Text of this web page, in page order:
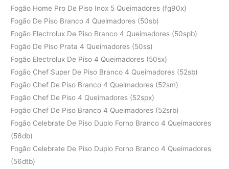
Fogão Home Pro De Piso Inox 5 Queimadores (fg90x)
Fogão De Piso Branco 4 Queimadores (50sb)
Fogão Electrolux De Piso Branco 4 Queimadores (50spb)
Fogão De Piso Prata 4 Queimadores (50ss)
Fogão Electrolux De Piso 4 Queimadores (50sx)
Fogão Chef Super De Piso Branco 4 Queimadores (52sb)
Fogão Chef De Piso Branco 4 Queimadores (52sm)
Fogão Chef De Piso 4 Queimadores (52spx)
Fogão Chef De Piso Branco 4 Queimadores (52srb)
Fogão Celebrate De Piso Duplo Forno Branco 4 Queimadores
(56db)
Fogão Celebrate De Piso Duplo Forno Branco 4 Queimadores
(56dtb)